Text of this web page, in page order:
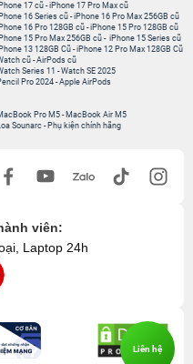
17 cũ-iPhone 17 Pro Max cũ
16 Series cũ- iPhone 16 Pro Max 256GB cũ
16 Pro 128GB cũ-iPhone 15 Pro 128GB cũ
15 Pro Max 256GB cũ- iPhone 15 Series cũ
13 128GB Cũ-iPhone 12 Pro Max 128GB Cũ
cũ-AirPods cũ
Series 11 -Watch SE 2025
Pro 2024-Apple AirPods
Pro M5- MacBook Air M5
Sounarc- Phụ kiện chính hãng
viên:
Laptop 24h
Liên hệ